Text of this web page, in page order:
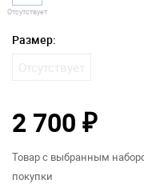
Отсутствует
Размер:
2 700 ₽
Товар с выбранным
покупки